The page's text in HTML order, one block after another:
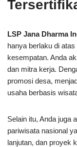
LSP Jana Dharma
hanya berlaku di
kesempatan. Anda
dan mitra kerja.
promosi desa,
usaha berbasis
Selain itu, Anda juga
pariwisata nasional
lanjutan, dan proyek